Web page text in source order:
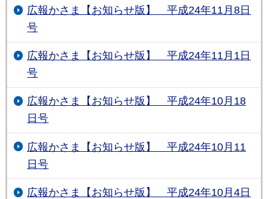
広報かさま【お知らせ版】 平成24年11月8日
号
広報かさま【お知らせ版】 平成24年11月1日
号
広報かさま【お知らせ版】 平成24年10月18
日号
広報かさま【お知らせ版】 平成24年10月11
日号
広報かさま【お知らせ版】 平成24年10月4日